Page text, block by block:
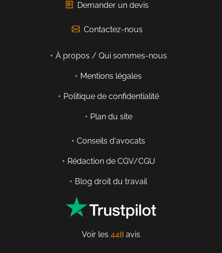
Demander un devis
Contactez-nous
À propos / Qui sommes-nous
Mentions légales
Politique de confidentialité
Plan du site
Conseils d'avocats
Rédaction de CGV/CGU
Blog droit du travail
Voir les 448 avis